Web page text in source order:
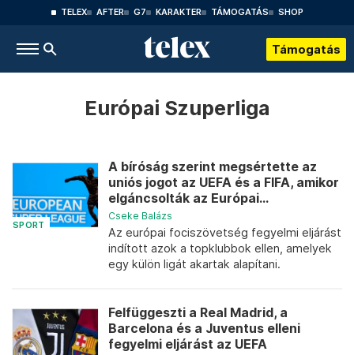
TELEX AFTER G7 KARAKTER TÁMOGATÁS SHOP
Támogatás
Európai Szuperliga
SPORT
A bíróság szerint megsértette az
uniós jogot az UEFA és a FIFA, amikor
elgáncsolták az Európai...
Cseke Balázs
Az európai fociszövetség fegyelmi eljárást
indított azok a topklubbok ellen, amelyek
egy külön ligát akartak alapítani.
Felfüggeszti a Real Madrid, a
Barcelona és a Juventus elleni
fegyelmi eljárást az UEFA